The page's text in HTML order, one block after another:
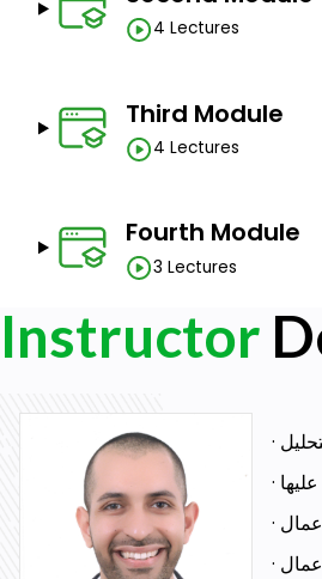
قصص نجاح التحول الرقمى
ركائز التحول الرقمى
Prerequisites
4 Lectures
Third Module
4 Lectures
Fourth Module
3 Lectures
Instructor